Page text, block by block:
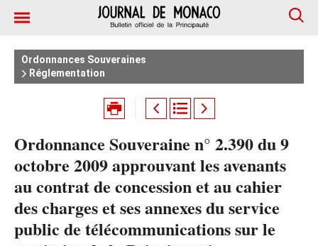
Ordonnances Souveraines
Réglementation
Ordonnance Souveraine n° 2.390 du 9
octobre 2009 approuvant les avenants
au contrat de concession et au cahier
des charges et ses annexes du service
public de télécommunications sur le